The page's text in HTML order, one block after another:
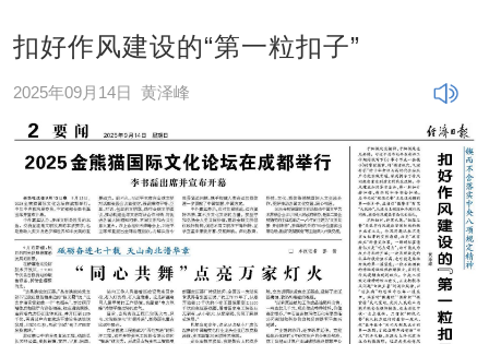
扣好作风建设的“第一粒扣子”
2025年09月14日 黄泽峰